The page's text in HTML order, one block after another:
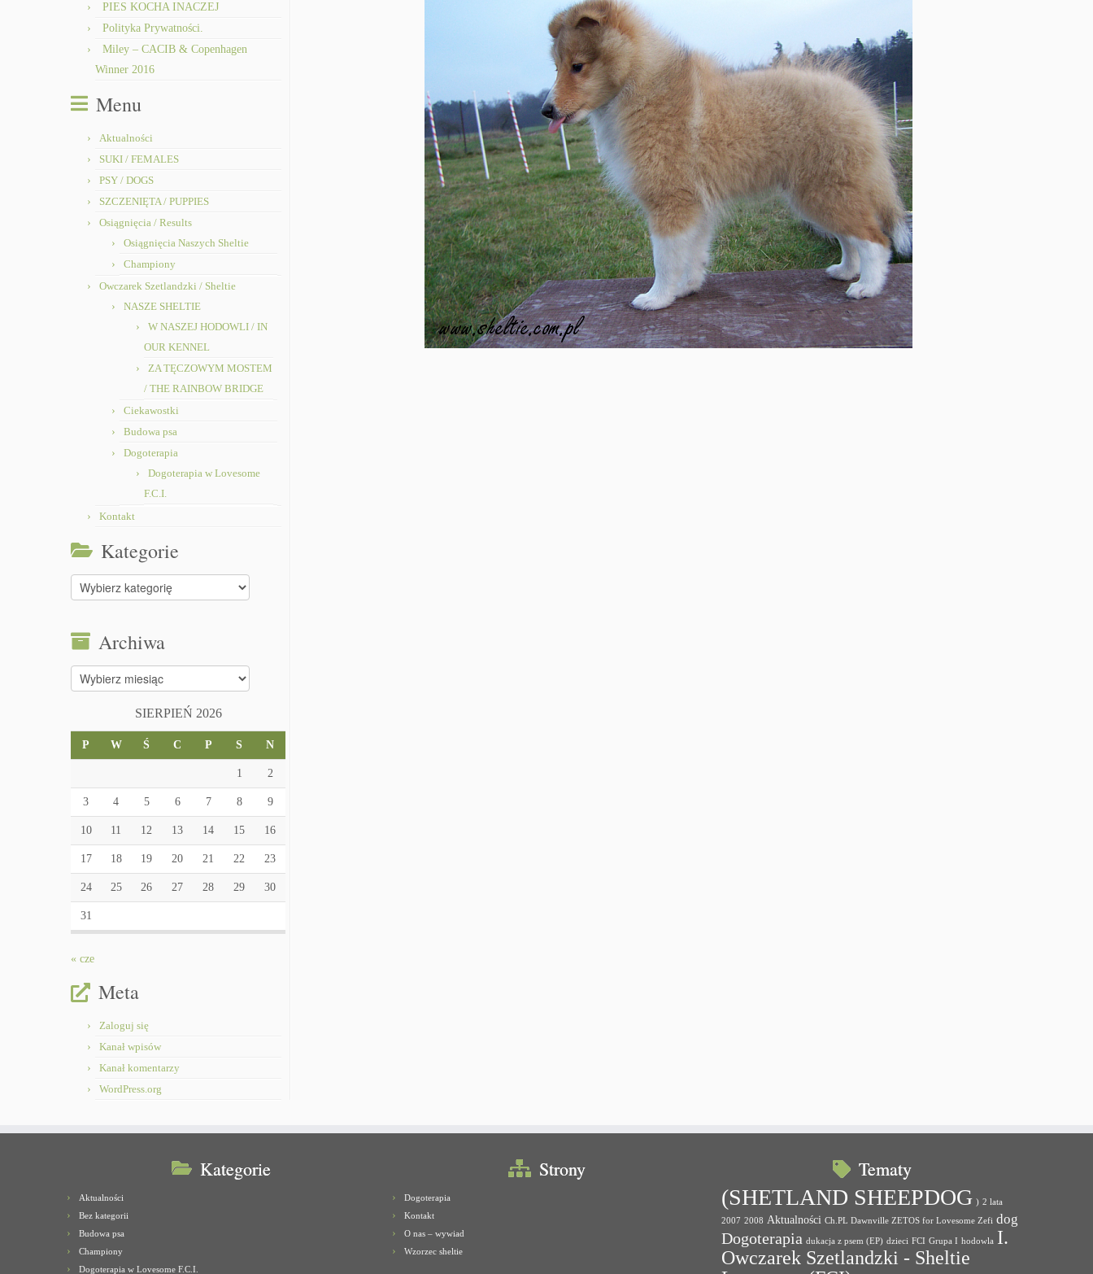
PIES KOCHA INACZEJ
Polityka Prywatności.
Miley – CACIB & Copenhagen
Winner 2016
Menu
Aktualności
SUKI / FEMALES
PSY / DOGS
SZCZENIĘTA / PUPPIES
Osiągnięcia / Results
Osiągnięcia Naszych Sheltie
Championy
Owczarek Szetlandzki / Sheltie
NASZE SHELTIE
W NASZEJ HODOWLI / IN
OUR KENNEL
ZA TĘCZOWYM MOSTEM
/ THE RAINBOW BRIDGE
Ciekawostki
Budowa psa
Dogoterapia
Dogoterapia w Lovesome
F.C.I.
Kontakt
Kategorie
Kategorie
Archiwa
Archiwa
SIERPIEŃ 2026
P W Ś C P S N
1 2
3 4 5 6 7 8 9
10 11 12 13 14 15 16
17 18 19 20 21 22 23
24 25 26 27 28 29 30
31
« cze
Meta
Zaloguj się
Kanał wpisów
Kanał komentarzy
WordPress.org
Kategorie
Aktualności
Bez kategorii
Budowa psa
Championy
Dogoterapia w Lovesome F.C.I.
Strony
Dogoterapia
Kontakt
O nas – wywiad
Wzorzec sheltie
Tematy
(SHETLAND SHEEPDOG ) 2 lata
2007 2008 Aktualności Ch.PL Dawnville ZETOS for Lovesome Zefi dog
Dogoterapia dukacja z psem (EP) dzieci FCI Grupa I hodowla I.
Owczarek Szetlandzki - Sheltie